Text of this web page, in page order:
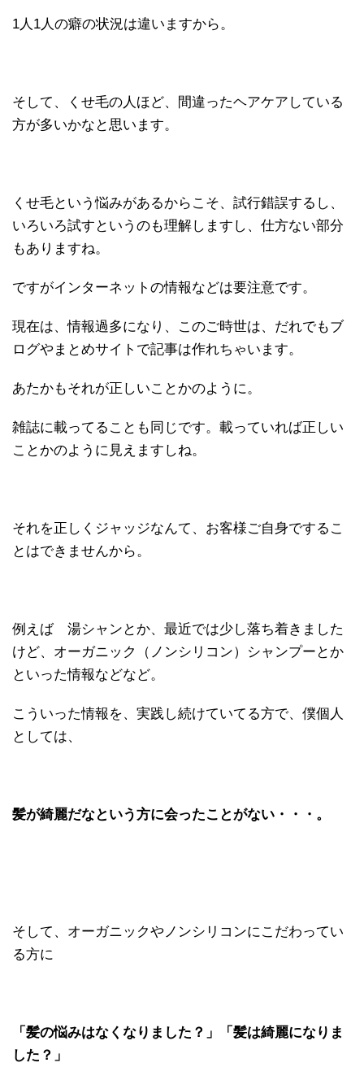
1人1人の癖の状況は違いますから。
そして、くせ毛の人ほど、間違ったヘアケアしている
方が多いかなと思います。
くせ毛という悩みがあるからこそ、試行錯誤するし、
いろいろ試すというのも理解しますし、仕方ない部分
もありますね。
ですがインターネットの情報などは要注意です。
現在は、情報過多になり、このご時世は、だれでもブ
ログやまとめサイトで記事は作れちゃいます。
あたかもそれが正しいことかのように。
雑誌に載ってることも同じです。載っていれば正しい
ことかのように見えますしね。
それを正しくジャッジなんて、お客様ご自身でするこ
とはできませんから。
例えば 湯シャンとか、最近では少し落ち着きました
けど、オーガニック（ノンシリコン）シャンプーとか
といった情報などなど。
こういった情報を、実践し続けていてる方で、僕個人
としては、
髪が綺麗だなという方に会ったことがない・・・。
そして、オーガニックやノンシリコンにこだわってい
る方に
「髪の悩みはなくなりました？」「髪は綺麗になりま
した？」